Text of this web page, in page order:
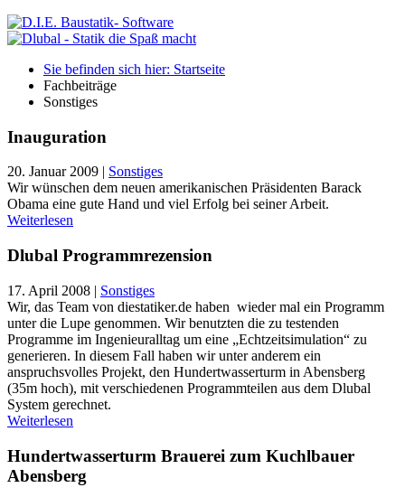
Sie befinden sich hier: Startseite
Fachbeiträge
Sonstiges
Inauguration
20. Januar 2009 | Sonstiges
Wir wünschen dem neuen amerikanischen Präsidenten Barack
Obama eine gute Hand und viel Erfolg bei seiner Arbeit.
Weiterlesen
Dlubal Programmrezension
17. April 2008 | Sonstiges
Wir, das Team von diestatiker.de haben wieder mal ein Programm
unter die Lupe genommen. Wir benutzten die zu testenden
Programme im Ingenieuralltag um eine „Echtzeitsimulation“ zu
generieren. In diesem Fall haben wir unter anderem ein
anspruchsvolles Projekt, den Hundertwasserturm in Abensberg
(35m hoch), mit verschiedenen Programmteilen aus dem Dlubal
System gerechnet.
Weiterlesen
Hundertwasserturm Brauerei zum Kuchlbauer
Abensberg